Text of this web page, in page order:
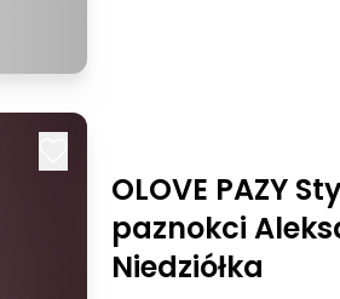
OLOVE PAZY
paznokci
Niedziółka